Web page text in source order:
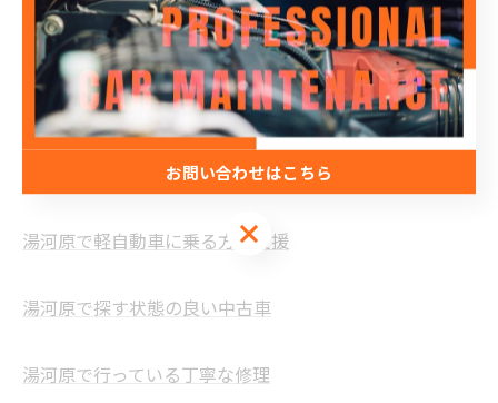
合同会社ヤマダトータルサポート
神奈川県足柄下郡湯河原町吉浜688-25
電話番号 : 0465-25-1581
FAX番号 : 0465-62-5693
湯河原での自動車のサポート
湯河原で軽自動車に乗る方を支援
湯河原で探す状態の良い中古車
湯河原で行っている丁寧な修理
お問い合わせはこちら
お問い合わせはこちら